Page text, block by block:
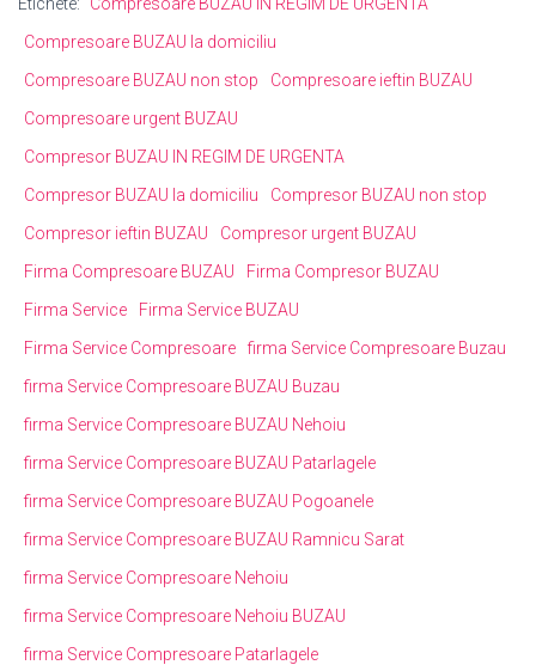
Compresoare BUZAU la domiciliu
Compresoare BUZAU non stop
Compresoare ieftin BUZAU
Compresoare urgent BUZAU
Compresor BUZAU IN REGIM DE URGENTA
Compresor BUZAU la domiciliu
Compresor BUZAU non stop
Compresor ieftin BUZAU
Compresor urgent BUZAU
Firma Compresoare BUZAU
Firma Compresor BUZAU
Firma Service
Firma Service BUZAU
Firma Service Compresoare
firma Service Compresoare Buzau
firma Service Compresoare BUZAU Buzau
firma Service Compresoare BUZAU Nehoiu
firma Service Compresoare BUZAU Patarlagele
firma Service Compresoare BUZAU Pogoanele
firma Service Compresoare BUZAU Ramnicu Sarat
firma Service Compresoare Nehoiu
firma Service Compresoare Nehoiu BUZAU
firma Service Compresoare Patarlagele